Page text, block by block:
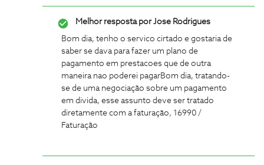
Melhor resposta porJose Rodrigues
Bom dia, tenho o servico cirtado e gostaria de
saber se dava para fazer um plano de
pagamento em prestacoes que de outra
maneira nao poderei pagarBom dia, tratando-
se de uma negociação sobre um pagamento
em divida, esse assunto deve ser tratado
diretamente com a faturação, 16990 /
Faturação